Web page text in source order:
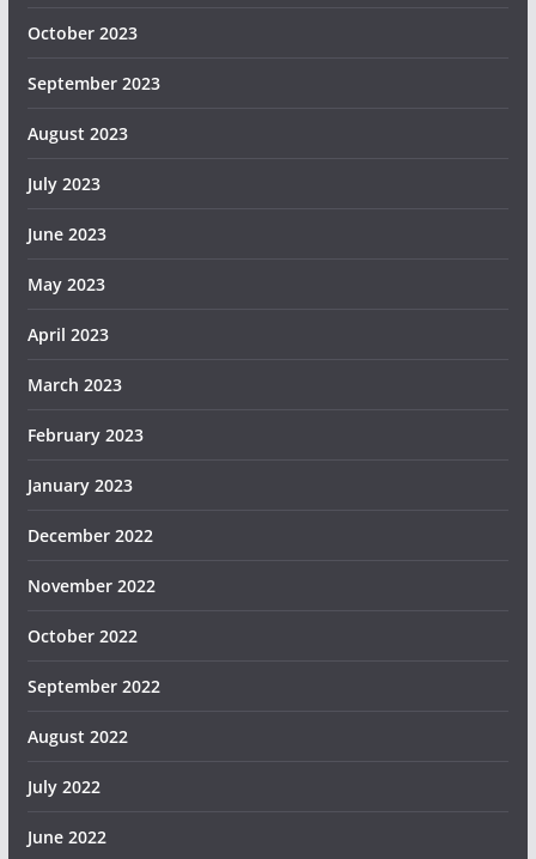
October 2023
September 2023
August 2023
July 2023
June 2023
May 2023
April 2023
March 2023
February 2023
January 2023
December 2022
November 2022
October 2022
September 2022
August 2022
July 2022
June 2022